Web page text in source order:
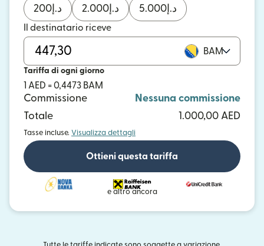
د.إ 200 د.إ 2.000 د.إ 5.000
Il destinatario riceve
BAM
Tariffa di ogni giorno
1 AED = 0,4473 BAM
Commissione
Nessuna commissione
Totale
1.000,00 AED
Tasse incluse. Visualizza dettagli
Ottieni questa tariffa
e altro ancora